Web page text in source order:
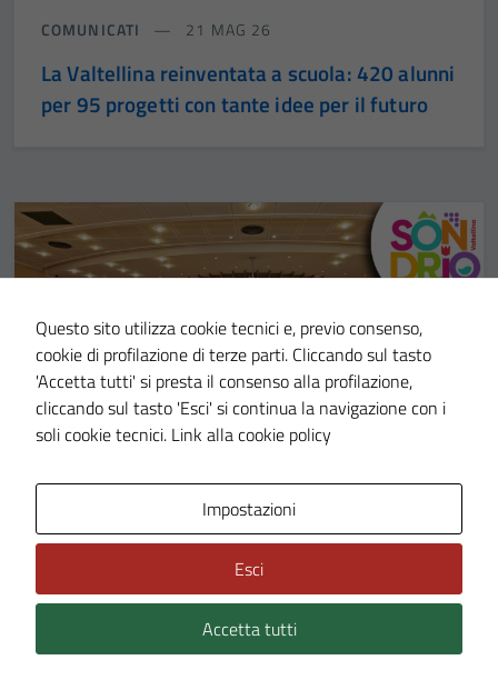
COMUNICATI 21 MAG 26
La Valtellina reinventata a scuola: 420 alunni
per 95 progetti con tante idee per il futuro
21 MAG 2026
Ordine del giorno del Consiglio Comunale
4/2026
Questo sito utilizza cookie tecnici e, previo consenso,
cookie di profilazione di terze parti. Cliccando sul tasto
'Accetta tutti' si presta il consenso alla profilazione,
cliccando sul tasto 'Esci' si continua la navigazione con i
soli cookie tecnici. Link alla cookie policy
Impostazioni
Esci
Accetta tutti